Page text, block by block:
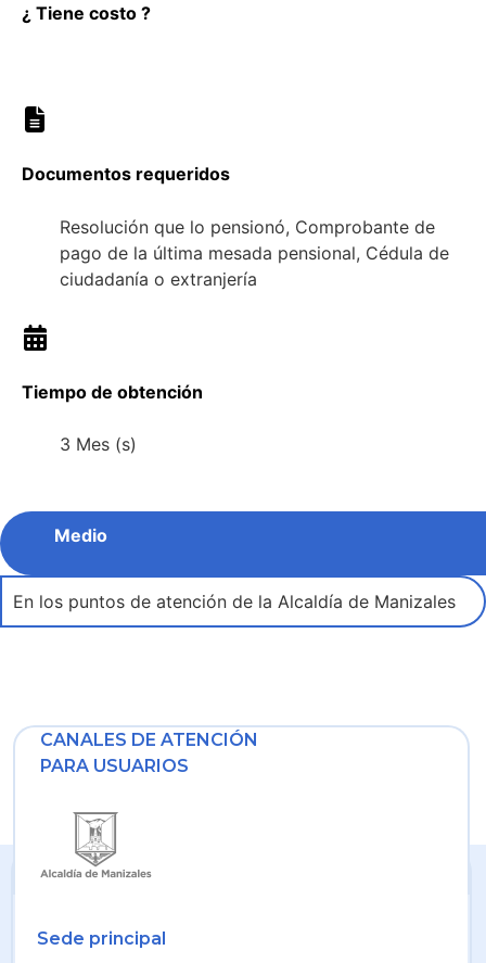
¿ Tiene costo ?
Documentos requeridos
Resolución que lo pensionó, Comprobante de
pago de la última mesada pensional, Cédula de
ciudadanía o extranjería
Tiempo de obtención
3 Mes (s)
Medio
En los puntos de atención de la Alcaldía de Manizales
CANALES DE ATENCIÓN
PARA USUARIOS
Sede principal